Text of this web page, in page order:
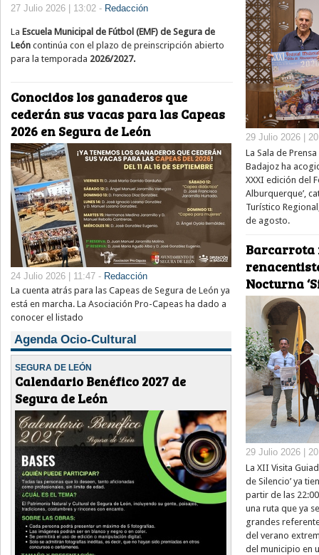
27 Julio 2026 | 13:02 - Redacción
La Escuela Municipal de Fútbol (EMF) de Segura de
León continúa con el plazo de preinscripción abierto
para la temporada 2026/2027.
Conocidos los ganaderos que
cederán sus vacas para las Capeas
2026 en Segura de León
24 Julio 2026 | 11:47 - Redacción
La cuenta atrás para las Capeas de Segura de León ya
está en marcha. La Asociación Pro-Capeas ha dado a
conocer el listado
Agenda Ocio-Cultural
SEGURA DE LEÓN
Calendario Benéfico 2027 de
Segura de León
29 Julio 2026 |
La Sala de
Badajoz ha
XXXI edición del
Alburquerque’,
Turístico
de agosto.
Barcarrota
Nocturna
29 Julio 2026 |
La XII Visita
de Silencio’ ya
partir de las
una ruta que ya
grandes
del verano
del municipio en